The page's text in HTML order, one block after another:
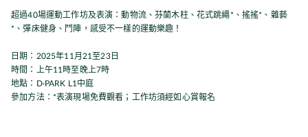
超過40場運動工作坊及表演：動物流、芬蘭木柱、花式跳繩*、搖搖*、雜藝
*、彈床健身、鬥陣，感受不一樣的運動樂趣！
日期：2025年11月21至23日
時間：上午11時至晚上7時
地點：D·PARK L1中庭
參加方法：*表演現場免費觀看；工作坊須經如心賞報名